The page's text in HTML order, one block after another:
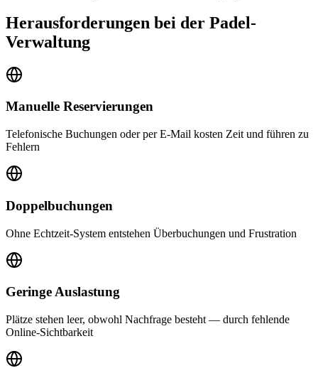
Herausforderungen bei der Padel-
Verwaltung
Manuelle Reservierungen
Telefonische Buchungen oder per E-Mail kosten Zeit und führen zu
Fehlern
Doppelbuchungen
Ohne Echtzeit-System entstehen Überbuchungen und Frustration
Geringe Auslastung
Plätze stehen leer, obwohl Nachfrage besteht — durch fehlende
Online-Sichtbarkeit